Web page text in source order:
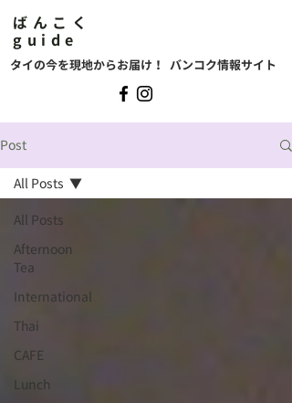
ばんこく
guide
タイの今を現地からお届け！ バンコク情報サイト
Post
All Posts
Afternoon
Tea
International
Thai
CAFE
Lunch
All Posts